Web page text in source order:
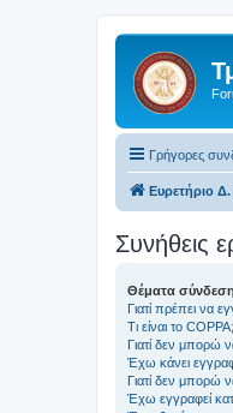
Γρήγορες
Ευρετήριο
Συνήθεις
Θέματα
Γιατί πρέπει να
Τι είναι το COPPA;
Γιατί δεν μπορώ
Έχω κάνει
Γιατί δεν μπορώ
Έχω εγγραφεί